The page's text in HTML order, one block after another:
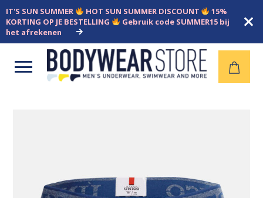
IT'S SUN SUMMER HOT SUN SUMMER DISCOUNT
15%
KORTING OP JE BESTELLING
Gebruik code SUMMER15 bij
het afrekenen
Open